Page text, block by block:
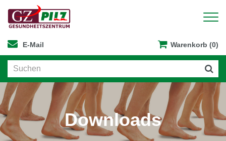
E-Mail Warenkorb (0)
Downloads